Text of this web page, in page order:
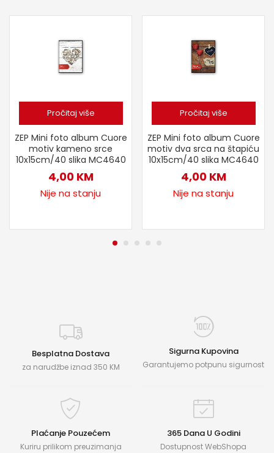
Pročitaj više
ZEP Mini foto album Cuore
motiv kameno srce
10x15cm/40 slika MC4640
4,00 KM
Nije na stanju
Pročitaj više
ZEP Mini foto album Cuore
motiv dva srca na štapiću
10x15cm/40 slika MC4640
4,00 KM
Nije na stanju
Besplatna Dostava
za narudžbe iznad 350 KM
Sigurna Kupovina
Garantujemo potpunu sigurnost
Plaćanje Pouzećem
Kuriru prilikom preuzimanja
365 Dana U Godini
Dostupnost WebShopa